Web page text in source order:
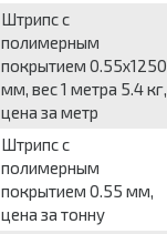
Штрипс с
полимерным
покрытием 0.55x1250
мм, вес 1 метра 5.4 кг,
цена за метр
Штрипс с
полимерным
покрытием 0.55 мм,
цена за тонну